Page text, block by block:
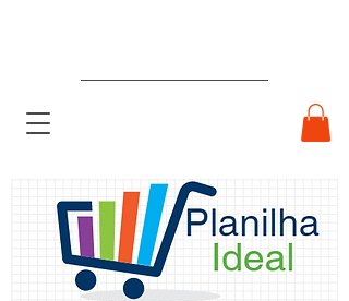
Planilhas Profissionais prontas
Download grátis